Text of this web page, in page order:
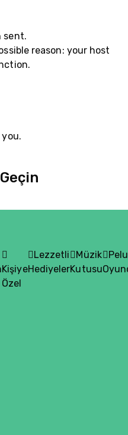
sent.
reason: your host
Kişiye
Özel
Lezzetli
Hediyeler
Müzik
Kutusu